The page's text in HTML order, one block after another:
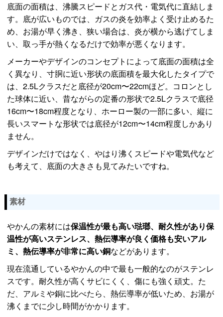
底面の面積は、沸騰スピードとガス代・電気代に直結しま
す。底が広いものでは、ガスの炎を効率よく受け止めるた
め、お湯が早く沸き、狭い場合は、炎が横から逃げてしま
い、取っ手が熱くなるだけで効率が悪くなります。
メーカーやデザインのコンセプトによって底面の面積は全
く異なり、寸胴に近い形状の底面積を最大化したタイプで
は、2.5Lクラスだと底径が20cm〜22cmほど。コロンとし
た球体に近い、昔ながらの定番の形状で2.5Lクラスで底径
16cm〜18cm程度となり、ホーロー製の一部に多い、縦に
長いスマートな形状では底径が12cm〜14cm程度しかあり
ません。
デザインだけではなく、やはり沸くスピードや電気代など
も考えて、底面の大きさも見てみたいですね。
素材
やかんの素材には保温性が最も高い琺瑯、耐久性があり保
温性が高いステンレス、熱伝導率が良く価格も安いアル
ミ、熱伝導率が非常に高い銅などがあります。
現在流通しているやかんの中で最も一般的なのがステンレ
スです。耐久性が高くサビにくく、傷にも強く頑丈。た
だ、アルミや銅に比べたら、熱伝導率が低いため、お湯が
沸くまでに少し時間がかかります。